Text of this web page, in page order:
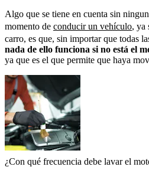
Algo que se tiene en cuenta sin
momento de conducir un vehículo, ya
carro, es que, sin importar que todas
nada de ello funciona si no está el
ya que es el que permite que haya
¿Con qué frecuencia debe lavar el